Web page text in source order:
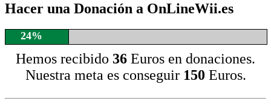
Hacer una Donación a OnLineWii.es
24%
Hemos recibido 36 Euros en donaciones.
Nuestra meta es conseguir 150 Euros.